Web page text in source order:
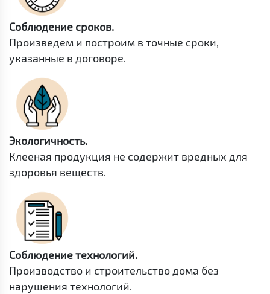
Соблюдение сроков.
Произведем и построим в точные сроки,
указанные в договоре.
Экологичность.
Клееная продукция не содержит вредных для
здоровья веществ.
Соблюдение технологий.
Производство и строительство дома без
нарушения технологий.